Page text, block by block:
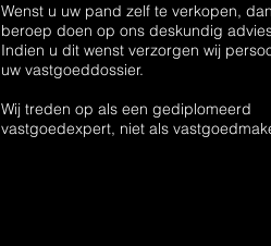
Wenst u uw pand zelf te verkopen,
beroep doen op ons deskundig
Indien u dit wenst verzorgen wij
uw vastgoeddossier.
Wij treden op als een gediplomeerd
vastgoedexpert, niet als